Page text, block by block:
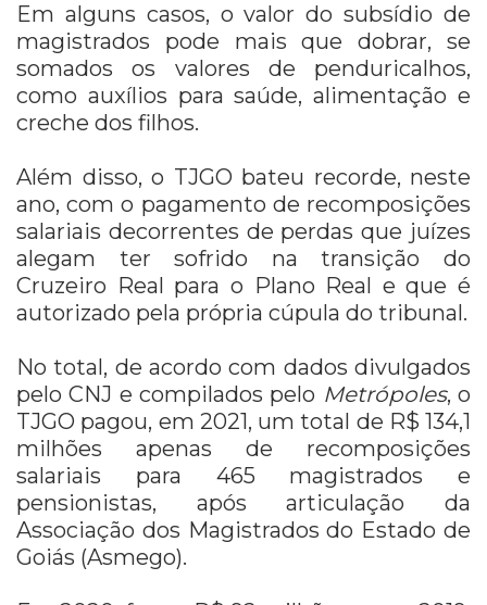
Em alguns casos, o valor do subsídio de
magistrados pode mais que dobrar, se
somados os valores de penduricalhos,
como auxílios para saúde, alimentação e
creche dos filhos.
Além disso, o TJGO bateu recorde, neste
ano, com o pagamento de recomposições
salariais decorrentes de perdas que juízes
alegam ter sofrido na transição do
Cruzeiro Real para o Plano Real e que é
autorizado pela própria cúpula do tribunal.
No total, de acordo com dados divulgados
pelo CNJ e compilados pelo Metrópoles, o
TJGO pagou, em 2021, um total de R$ 134,1
milhões apenas de recomposições
salariais para 465 magistrados e
pensionistas, após articulação da
Associação dos Magistrados do Estado de
Goiás (Asmego).